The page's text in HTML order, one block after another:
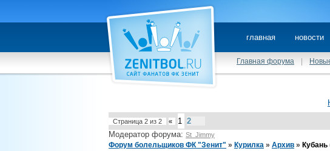
главная новости
Главная форума
Страница 2 из 2 « 1 2
Модератор форума: St_Jimmy
Форум болельщиков ФК "Зенит" » Курилка » Архив » Кубань